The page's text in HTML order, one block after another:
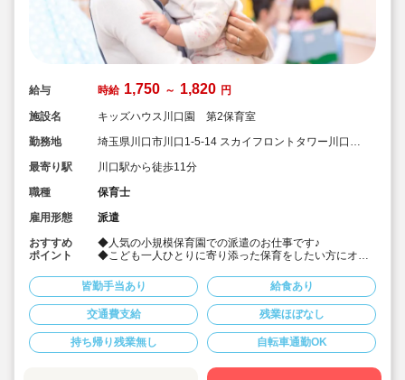
給与 時給 1,750 ～ 1,820 円
施設名
キッズハウス川口園 第2保育室
勤務地
埼玉県川口市川口1-5-14 スカイフロントタワー川口
最寄り駅
川口駅から徒歩11分
職種
保育士
雇用形態
派遣
おすすめ
ポイント
◆人気の小規模保育園での派遣のお仕事です♪
◆こども一人ひとりに寄り添った保育をしたい方にオス
◆雨の日以外はお散歩や外遊びに出かけます♪
◆JR「川口駅」から徒歩11分！
◆最大時給1,820円と高時給！
◆時間固定勤務可能・週5日安定して働きたい方にオスス
メ！
◆業務内容相談可能です、お気軽にお問合せ下さい！
★保育士専任のコンサルタントがあなたの派遣就業を全
面的にサポートいたします！
皆勤手当あり 給食あり
交通費支給 残業ほぼなし
持ち帰り残業無し 自転車通勤OK